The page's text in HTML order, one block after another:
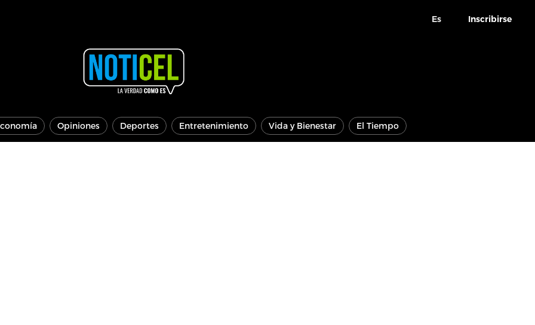
Es Inscribirse
Opiniones Deportes Entretenimiento Vida y Bienestar El Tiempo